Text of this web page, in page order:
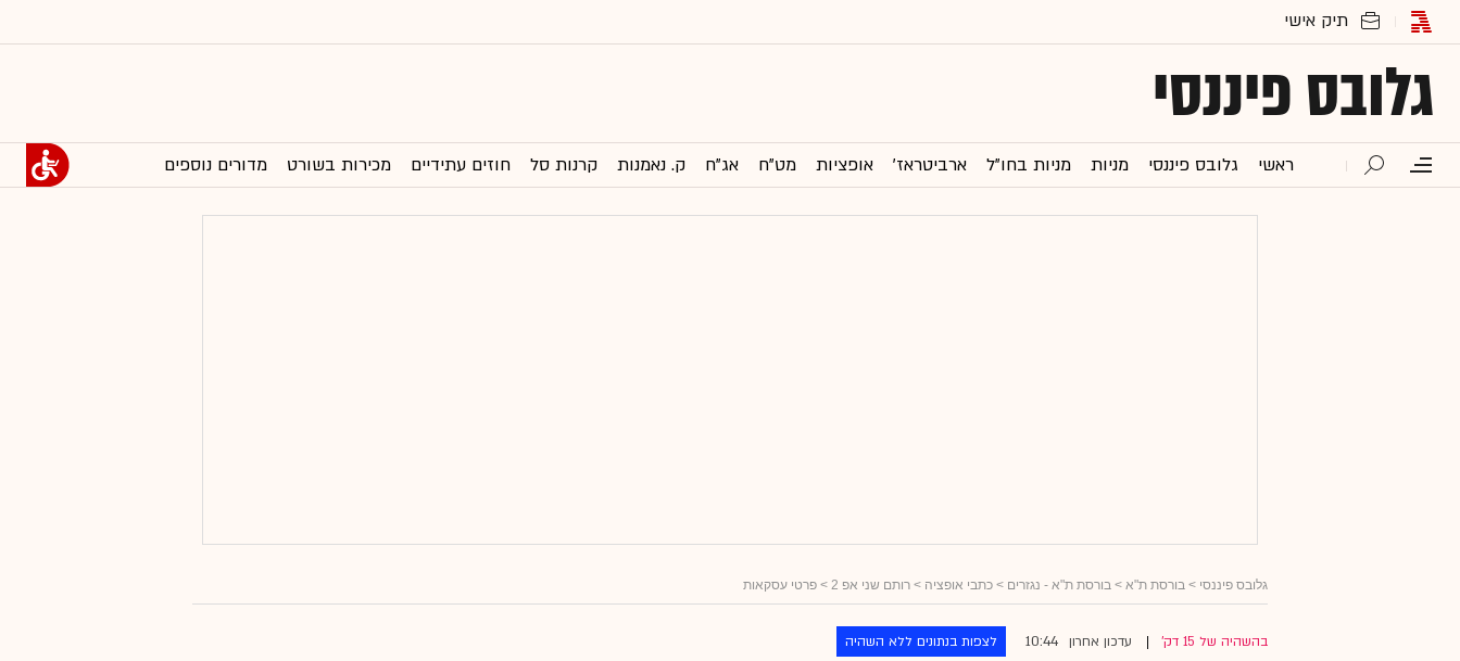
גלובס פיננסי
ראשי גלובס פיננסי מניות מניות בחו"ל ארביטראז' אופציות מט"ח אג"ח ק. נאמנות קרנות סל חוזים עתידיים מכירות בשורט מדורים נוספים
גלובס פיננסי > בורסת ת"א > בורסת ת"א - נגזרים > כתבי אופציה > רותם שני אפ 2 > פרטי עסקאות
בהשהיה של 15 דק' עדכון אחרון 10:44 לצפות בנתונים ללא השהיה